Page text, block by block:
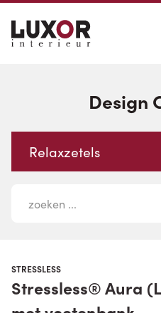
Design
Relaxzetels
STRESSLESS
Stressless® Aura